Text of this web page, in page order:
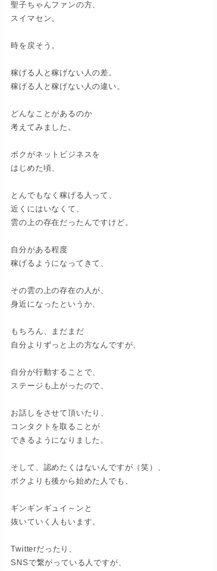
聖子ちゃんファンの方、
スイマセン。
時を戻そう。
稼げる人と稼げない人の差。
稼げる人と稼げない人の違い。
どんなことがあるのか
考えてみました。
ボクがネットビジネスを
はじめた頃、
とんでもなく稼げる人って、
近くにはいなくて、
雲の上の存在だったんですけど。
自分がある程度
稼げるようになってきて、
その雲の上の存在の人が、
身近になったというか、
もちろん、まだまだ
自分よりずっと上の方なんですが、
自分が行動することで、
ステージも上がったので、
お話しをさせて頂いたり、
コンタクトを取ることが
できるようになりました。
そして、認めたくはないんですが（笑）、
ボクよりも後から始めた人でも、
ギンギンギュイ～ンと
抜いていく人もいます。
Twitterだったり、
SNSで繋がっている人ですが、